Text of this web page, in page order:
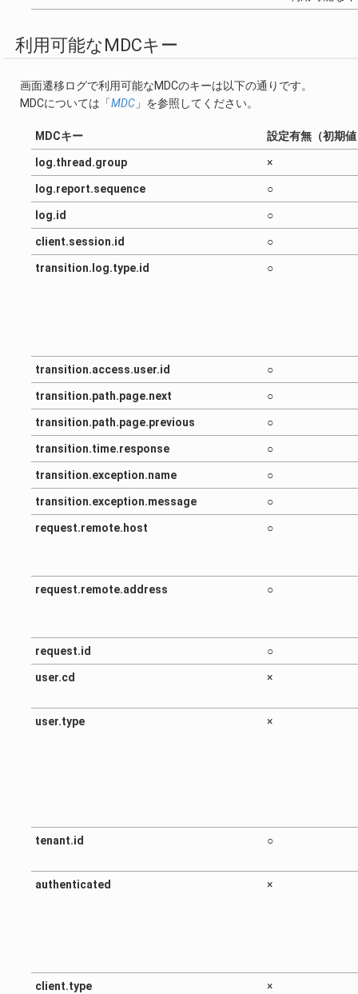
利用可能なMDCキー
画面遷移ログで利用可能なMDCのキーは以下の通りです。
MDCについては「MDC 」を参照してください。
MDCキー 設定有無（初期
log.thread.group ×
log.report.sequence ○
log.id ○
client.session.id ○
transition.log.type.id ○
transition.access.user.id ○
transition.path.page.next ○
transition.path.page.previous ○
transition.time.response ○
transition.exception.name ○
transition.exception.message ○
request.remote.host ○
request.remote.address ○
request.id ○
user.cd ×
user.type ×
tenant.id ○
authenticated ×
client.type ×